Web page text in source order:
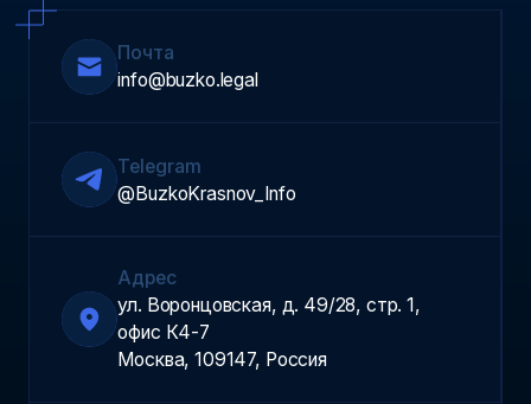
Почта
info@buzko.legal
Telegram
@BuzkoKrasnov_Info
Адрес
ул. Воронцовская, д. 49/28, стр. 1,
офис К4-7
Москва, 109147, Россия